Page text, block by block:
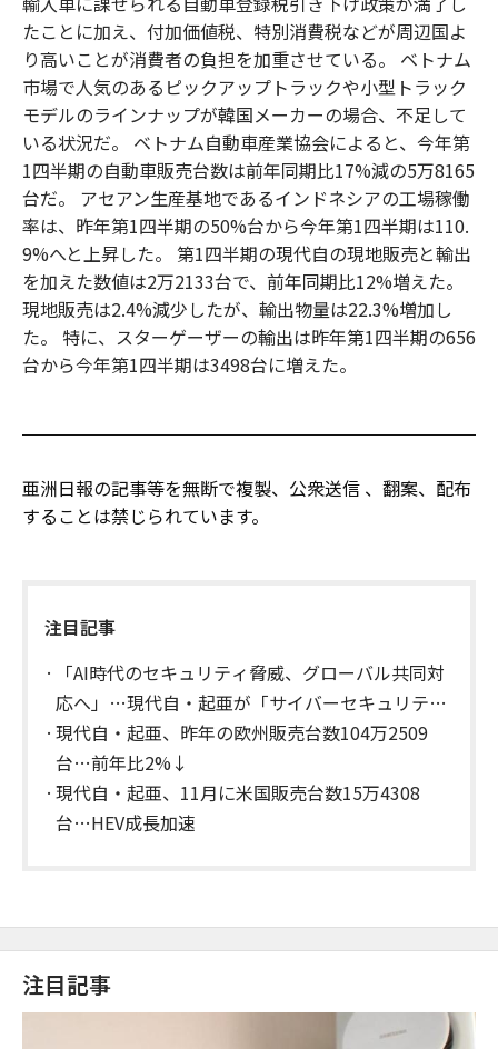
たことに加え、付加価値税、特別消費税などが周辺国よ
り高いことが消費者の負担を加重させている。 ベトナム
市場で人気のあるピックアップトラックや小型トラック
モデルのラインナップが韓国メーカーの場合、不足して
いる状況だ。 ベトナム自動車産業協会によると、今年第
1四半期の自動車販売台数は前年同期比17%減の5万8165
台だ。 アセアン生産基地であるインドネシアの工場稼働
率は、昨年第1四半期の50%台から今年第1四半期は110.
9%へと上昇した。 第1四半期の現代自の現地販売と輸出
を加えた数値は2万2133台で、前年同期比12%増えた。
現地販売は2.4%減少したが、輸出物量は22.3%増加し
た。 特に、スターゲーザーの輸出は昨年第1四半期の656
台から今年第1四半期は3498台に増えた。
亜洲日報の記事等を無断で複製、公衆送信 、翻案、配布
することは禁じられています。
注目記事
「AI時代のセキュリティ脅威、グローバル共同対
応へ」…現代自・起亜が「サイバーセキュリテ
ィ・ワーキンググループ」を発足
現代自・起亜、昨年の欧州販売台数104万2509
台…前年比2%↓
現代自・起亜、11月に米国販売台数15万4308
台…HEV成長加速
注目記事